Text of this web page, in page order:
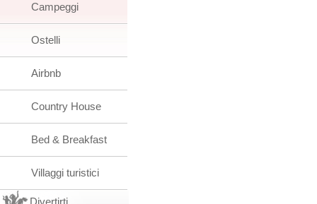
Campeggi
Ostelli
Airbnb
Country House
Bed & Breakfast
Villaggi turistici
Divertirti